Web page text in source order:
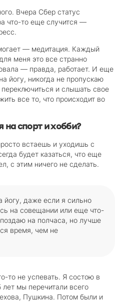
Вчера Сбер статус
что-то еще случится —
— медитация. Каждый
меня это все странно
— правда, работает. И еще
йогу, никогда не пропускаю
и слышать свое
все то, что происходит во
на спорт и хобби?
встаешь и уходишь с
будет казаться, что еще
с этим ничего не сделать.
йогу, даже если я сильно
на совещании или еще что-
на полчаса, но лучше
время, чем не
то не успевать. Я состою в
лет мы перечитали всего
Пушкина. Потом были и